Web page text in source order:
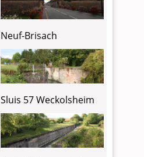
Neuf-Brisach
Sluis 57 Weckolsheim